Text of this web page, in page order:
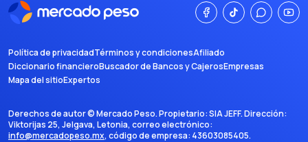
Política de privacidadTérminos y condicionesAfiliado
Diccionario financieroBuscador de Bancos y CajerosEmpresas
Mapa del sitioExpertos
Derechos de autor ©Mercado Peso. Propietario:SIA JEFF. Dirección:
Viktorijas 25, Jelgava, Letonia, correo electrónico:
info@mercadopeso.mx, código de empresa: 43603085405.